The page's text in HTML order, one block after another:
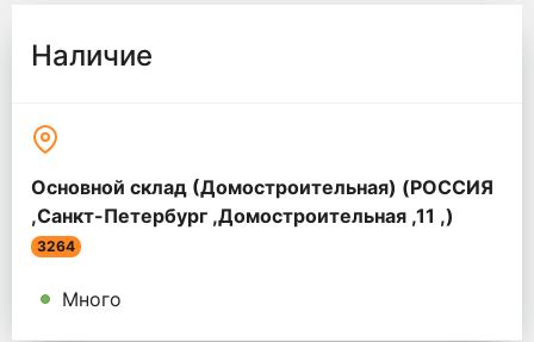
Наличие
Основной склад (Домостроительная) (РОССИЯ
,Санкт-Петербург ,Домостроительная ,11 ,)
3264
Много